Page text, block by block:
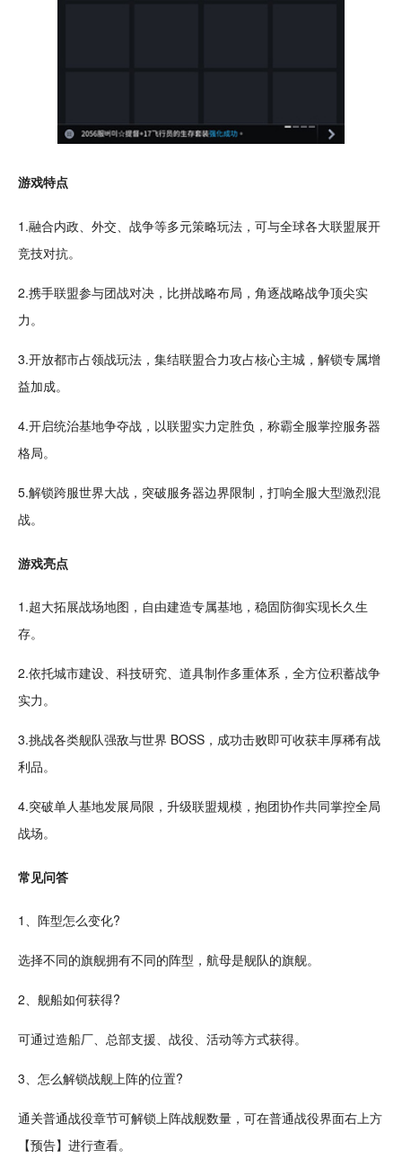
游戏特点
1.融合内政、外交、战争等多元策略玩法，可与全球各大联盟展开
竞技对抗。
2.携手联盟参与团战对决 ，比拼战略布局，角逐战略战争顶尖实
力。
3.开放都市占领战玩法，集结联盟合力攻占核心主城， 解锁专属增
益加成。
4.开启统治基地争夺战，以联盟实力定胜负，称霸全服掌控服务器
格局。
5.解锁跨服世界大战，突破服务器边界限制，打响全服大型激烈混
战。
游戏亮点
1.超大拓展战场地图， 自由建造专属基地，稳固防御实现长久生
存。
2.依托城市建设、科技研究、道具制作多重体系，全方位积蓄战争
实力。
3.挑战各类舰队强敌与世界 BOSS，成功击败即可收获丰厚稀有战
利品。
4.突破单人基地发展局限， 升级联盟规模，抱团协作共同掌控全局
战场。
常见问答
1、阵型怎么变化?
选择不同的旗舰拥有不同的阵型，航母是舰队的旗舰。
2、舰船如何获得?
可通过造船厂、总部支援、战役、活动等方式获得。
3、怎么解锁战舰上阵的位置?
通关普通战役章节可解锁上阵战舰数量，可在普通战役界面右上方
【预告】进行查看。